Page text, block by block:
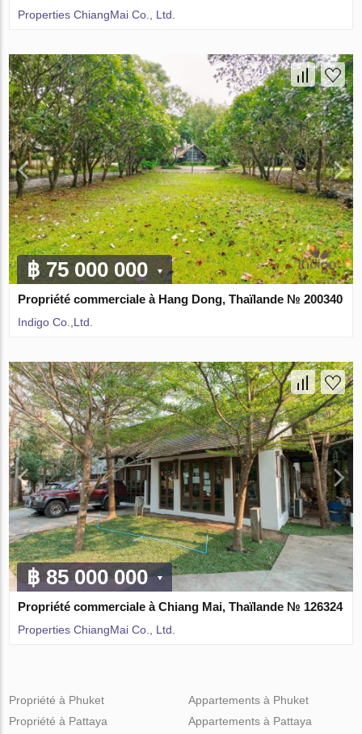
Properties ChiangMai Co., Ltd.
฿ 75 000 000
Propriété commerciale à Hang Dong, Thaïlande № 200340
Indigo Co.,Ltd.
฿ 85 000 000
Propriété commerciale à Chiang Mai, Thaïlande № 126324
Properties ChiangMai Co., Ltd.
Propriété à Phuket
Propriété à Pattaya
Appartements à Phuket
Appartements à Pattaya